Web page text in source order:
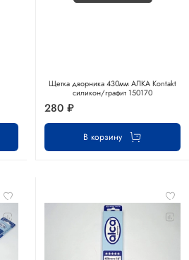
Щетка дворника 430мм АЛКА Kontakt
силикон/графит 150170
280 ₽
В корзину